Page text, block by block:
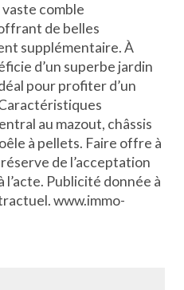
comble
de belles
supplémentaire. À
d’un superbe jardin
pour profiter d’un
au mazout, châssis
à pellets. Faire offre à
de l’acceptation
Publicité donnée à
www.immo-